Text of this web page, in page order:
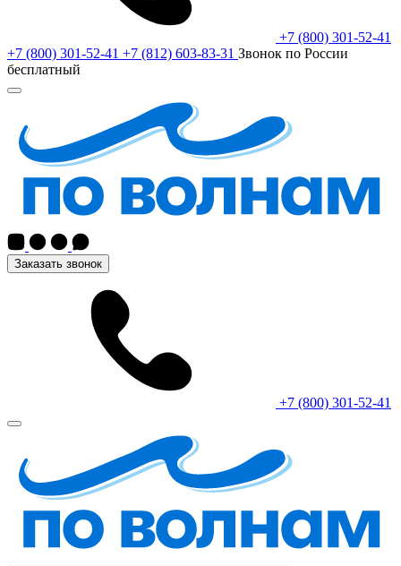
+7 (800) 301-52-41
+7 (800) 301-52-41 +7 (812) 603-83-31 Звонок по России
бесплатный
Заказать звонок
+7 (800) 301-52-41